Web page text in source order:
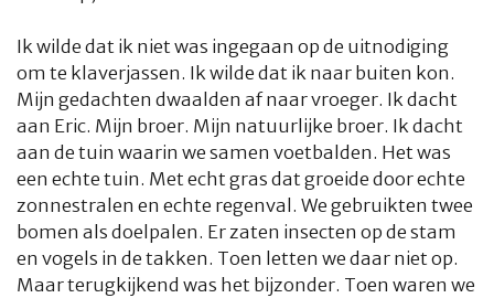
Ik wilde dat ik niet was ingegaan op de uitnodiging
om te klaverjassen. Ik wilde dat ik naar buiten kon.
Mijn gedachten dwaalden af naar vroeger. Ik dacht
aan Eric. Mijn broer. Mijn natuurlijke broer. Ik dacht
aan de tuin waarin we samen voetbalden. Het was
een echte tuin. Met echt gras dat groeide door echte
zonnestralen en echte regenval. We gebruikten twee
bomen als doelpalen. Er zaten insecten op de stam
en vogels in de takken. Toen letten we daar niet op.
Maar terugkijkend was het bijzonder. Toen waren we